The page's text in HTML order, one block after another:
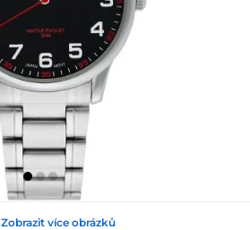
Zobrazit více obrázků